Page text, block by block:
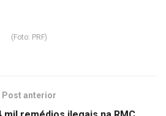
(Foto: PRF)
Post anterior